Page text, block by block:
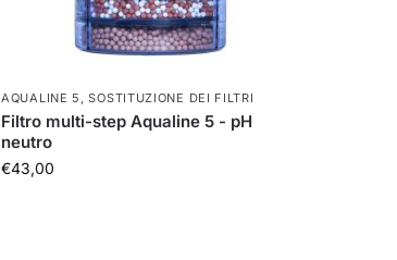
AQUALINE 5 ,SOSTITUZIONE DEI FILTRI
Filtro multi-step Aqualine 5 - pH
neutro
€43,00